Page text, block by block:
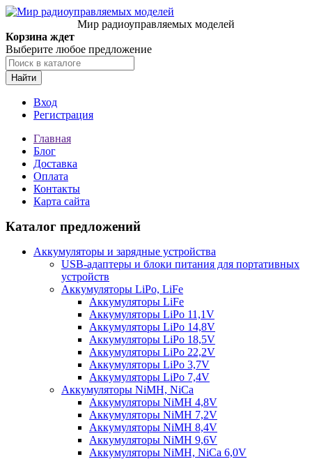
Мир радиоуправляемых моделей
Корзина ждет
Выберите любое предложение
Найти
Вход
Регистрация
Главная
Блог
Доставка
Оплата
Контакты
Карта сайта
Каталог предложений
Аккумуляторы и зарядные устройства
USB-адаптеры и блоки питания для портативных
устройств
Аккумуляторы LiPo, LiFe
Аккумуляторы LiFe
Аккумуляторы LiPo 11,1V
Аккумуляторы LiPo 14,8V
Аккумуляторы LiPo 18,5V
Аккумуляторы LiPo 22,2V
Аккумуляторы LiPo 3,7V
Аккумуляторы LiPo 7,4V
Аккумуляторы NiMH, NiCa
Аккумуляторы NiMH 4,8V
Аккумуляторы NiMH 7,2V
Аккумуляторы NiMH 8,4V
Аккумуляторы NiMH 9,6V
Аккумуляторы NiMH, NiCa 6,0V